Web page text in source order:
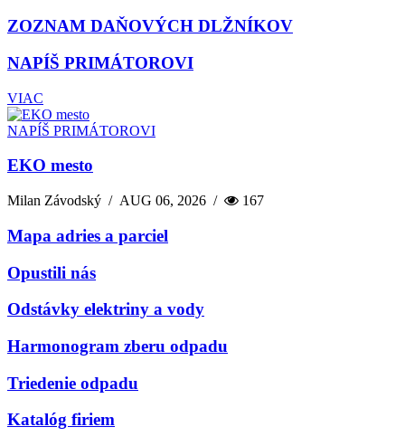
ZOZNAM DAŇOVÝCH DLŽNÍKOV
NAPÍŠ PRIMÁTOROVI
VIAC
NAPÍŠ PRIMÁTOROVI
EKO mesto
Milan Závodský /AUG 06, 2026 / 167
Mapa adries a parciel
Opustili nás
Odstávky elektriny a vody
Harmonogram zberu odpadu
Triedenie odpadu
Katalóg firiem